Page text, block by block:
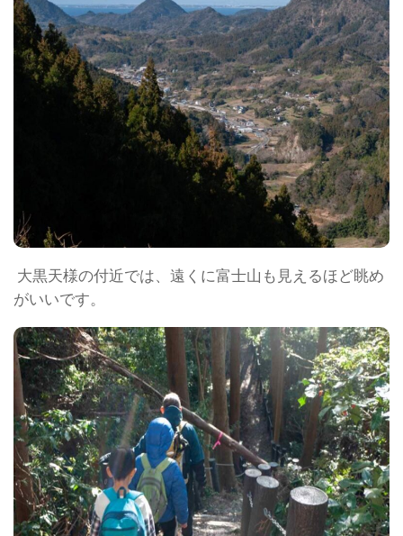
大黒天様の付近では、遠くに富士山も見えるほど眺め
がいいです。